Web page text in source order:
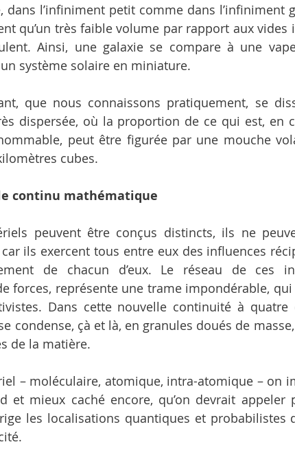
dans l’infiniment petit comme dans l’infiniment
qu’un très faible volume par rapport aux vides
Ainsi, une galaxie se compare à une
système solaire en miniature.
que nous connaissons pratiquement, se
dispersée, où la proportion de ce qui est, en
peut être figurée par une mouche
cubes.
continu mathématique
peuvent être conçus distincts, ils ne
ils exercent tous entre eux des influences
de chacun d’eux. Le réseau de ces
forces, représente une trame impondérable,
Dans cette nouvelle continuité à quatre
condense, çà et là, en granules doués de
de la matière.
– moléculaire, atomique, intra-atomique – on
et mieux caché encore, qu’on devrait appeler
les localisations quantiques et probabilistes